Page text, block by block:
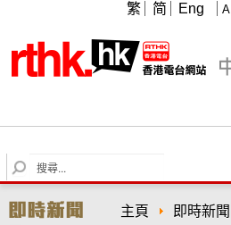
A
繁 简 Eng
S
e
r
主頁 即時新聞